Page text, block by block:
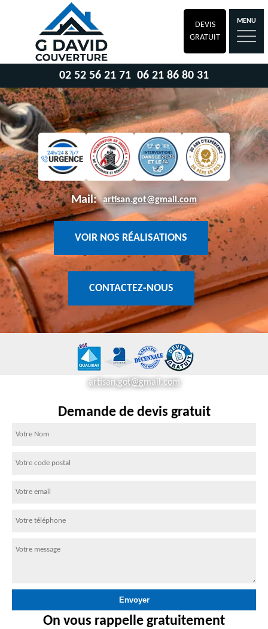
DEVIS
GRATUIT
MENU
02 52 56 21 71 06 21 86 80 31
Mail: artisan.got@gmail.com
VOIR NOS RÉALISATIONS
CONTACTEZ-NOUS
artisan.got@gmail.com
Demande de devis gratuit
On vous rappelle gratuitement